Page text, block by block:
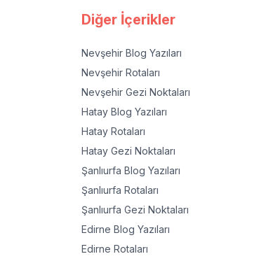
Diğer İçerikler
Nevşehir Blog Yazıları
Nevşehir Rotaları
Nevşehir Gezi Noktaları
Hatay Blog Yazıları
Hatay Rotaları
Hatay Gezi Noktaları
Şanlıurfa Blog Yazıları
Şanlıurfa Rotaları
Şanlıurfa Gezi Noktaları
Edirne Blog Yazıları
Edirne Rotaları